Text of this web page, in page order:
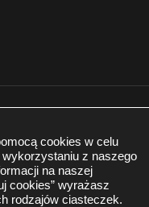
cookies w celu
z naszego
na naszej
cookies” wyrażasz
rodzajów ciasteczek.